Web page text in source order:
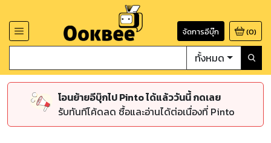
จัดการอีบุ๊ก (0)
ทั้งหมด
โอนย้ายอีบุ๊กไป Pinto ได้แล้ววันนี้ กดเลย
รับทันทีโค้ดลด ซื้อและอ่านได้ต่อเนื่องที่ Pinto